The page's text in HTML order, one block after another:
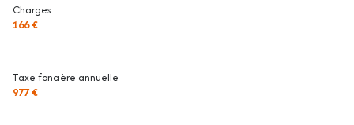
Charges
166 €
Taxe foncière annuelle
977 €